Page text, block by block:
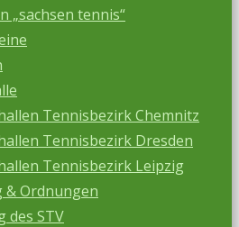
„sachsen tennis“
Tennisbezirk Chemnitz
Tennisbezirk Dresden
Tennisbezirk Leipzig
& Ordnungen
des STV